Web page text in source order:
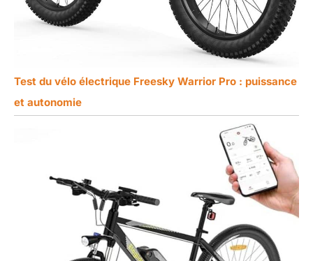
Test du vélo électrique Freesky Warrior Pro : puissance
et autonomie